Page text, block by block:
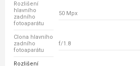
Rozlišení
hlavního
zadního
fotoaparátu
50 Mpx
Clona hlavního
zadního
fotoaparátu
f/1.8
Rozlišení